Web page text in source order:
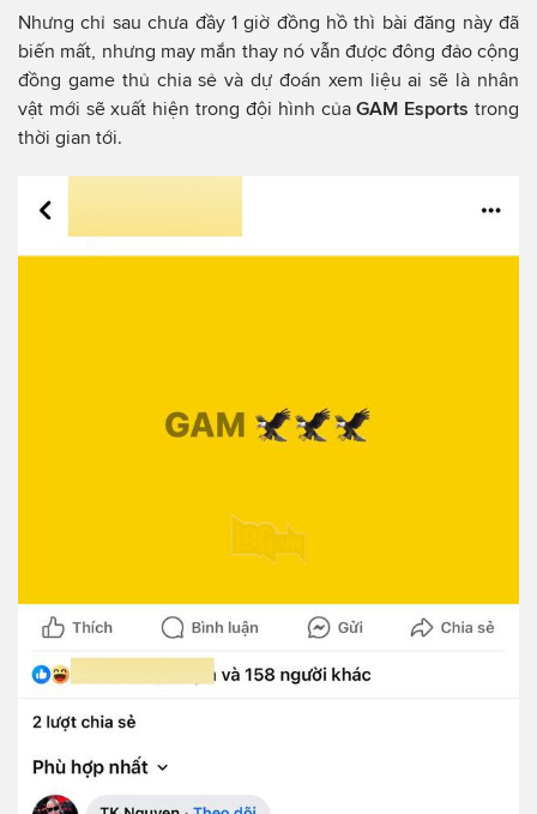
Nhưng chỉ sau chưa đầy 1 giờ đồng hồ thì bài đăng này đã
biến mất, nhưng may mắn thay nó vẫn được đông đảo cộng
đồng game thủ chia sẻ và dự đoán xem liệu ai sẽ là nhân
vật mới sẽ xuất hiện trong đội hình củaGAM Esports trong
thời gian tới.